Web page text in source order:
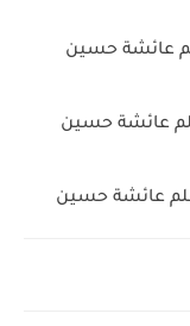
عائشة حسين